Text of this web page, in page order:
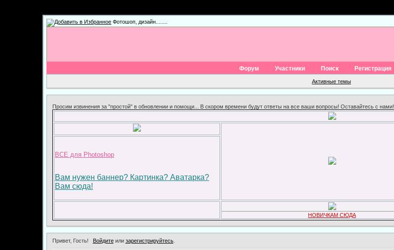
Фотошоп, дизайн........
Форум Участники Поиск Регистрация
Активные темы
Просим извинения за "простой" в обновлении и помощи... В скором времени будут ответы на все ваши вопросы! Оставайтесь с нами!
ВСЕ для Photoshop
Вам нужен баннер? Картинка? Аватарка?
Вам сюда!
НОВИЧКАМ СЮДА
Привет, Гость! Войдитеили зарегистрируйтесь.